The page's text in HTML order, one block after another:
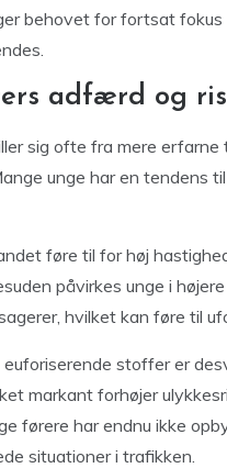
behovet for fortsat
adfærd og
sig ofte fra mere
unge har en tendens
føre til for høj
påvirkes unge i
hvilket kan føre til
stoffer er
markant forhøjer
førere har endnu ikke
situationer i trafikken.